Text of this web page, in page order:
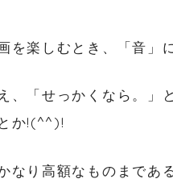
を楽しむとき、「音」
、「せっかくなら。」
か!(^^)!
なり高額なものまであ